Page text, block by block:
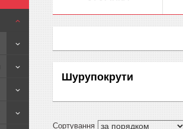
Шурупокрути